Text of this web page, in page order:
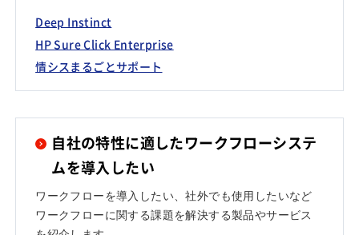
Deep Instinct
HP Sure Click Enterprise
情シスまるごとサポート
自社の特性に適したワークフローシステ
ムを導入したい
ワークフローを導入したい、社外でも使用したいなど
ワークフローに関する課題を解決する製品やサービス